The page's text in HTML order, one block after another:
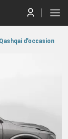
d'occasion